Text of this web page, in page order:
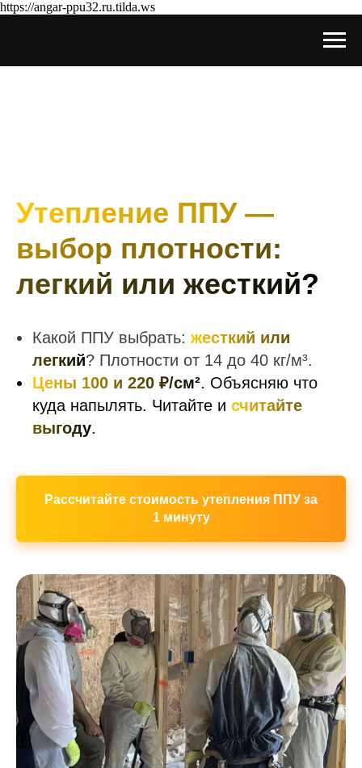
https://angar-ppu32.ru.tilda.ws
Утепление ППУ —
выбор плотности:
легкий или жесткий?
Какой ППУ выбрать: жесткий или
легкий? Плотности от 14 до 40 кг/м³.
Цены 100 и 220 ₽/см². Объясняю что
куда напылять. Читайте и считайте
выгоду.
Рассчитайте стоимость утепления ППУ за
1 минуту